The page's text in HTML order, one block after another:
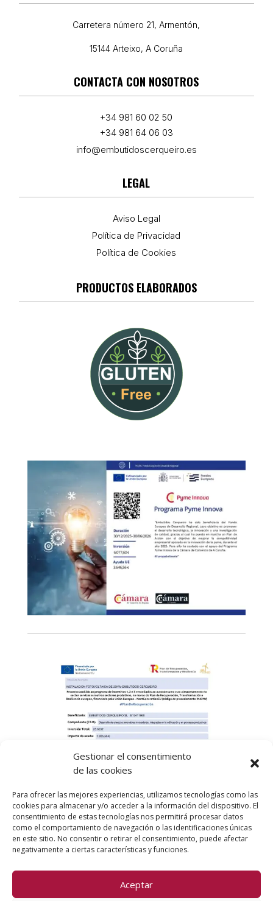
Gestionar el consentimiento
de las cookies
Para ofrecer las mejores experiencias, utilizamos tecnologías como las
cookies para almacenar y/o acceder a la información del dispositivo. El
consentimiento de estas tecnologías nos permitirá procesar datos
como el comportamiento de navegación o las identificaciones únicas
en este sitio. No consentir o retirar el consentimiento, puede afectar
negativamente a ciertas características y funciones.
Aceptar
Carretera número 21, Armentón,
15144 Arteixo, A Coruña
CONTACTA CON NOSOTROS
+34 981 60 02 50
+34 981 64 06 03
info@embutidoscerqueiro.es
LEGAL
Aviso Legal
Política de Privacidad
Política de Cookies
PRODUCTOS ELABORADOS